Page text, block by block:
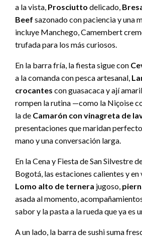
a la vista, Prosciutto delicado,
Beef sazonado con paciencia y una
incluye Manchego, Camembert
trufada para los más curiosos.
En la barra fría, la fiesta sigue con
a la comanda con pesca artesanal,
crocantes con guasacaca y ají
rompen la rutina —como la Niçoise
la de Camarón con vinagreta de
presentaciones que maridan
mano y una conversación larga.
En la Cena y Fiesta de San Silvestre
Bogotá, las estaciones calientes y
Lomo alto de ternera jugoso,
asada al momento,
sabor y la pasta a la rueda que ya es
A un lado, la barra de sushi suma